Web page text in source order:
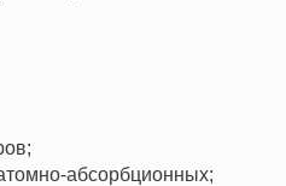
абсорбционных;